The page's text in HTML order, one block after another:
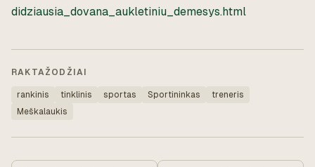
didziausia_dovana_aukletiniu_demesys.html
RAKTAŽODŽIAI
rankinis tinklinis sportas Sportininkas
treneris
Meškalaukis